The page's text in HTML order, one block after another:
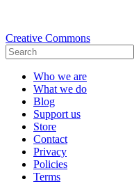
Creative Commons
Who we are
What we do
Blog
Support us
Store
Contact
Privacy
Policies
Terms